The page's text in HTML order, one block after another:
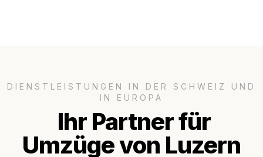
DIENSTLEISTUNGEN IN DER SCHWEIZ UND
IN EUROPA
Ihr Partner für
Umzüge von Luzern